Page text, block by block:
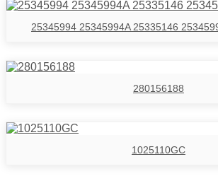
25345994 25345994A 25335146
280156188
1025110GC